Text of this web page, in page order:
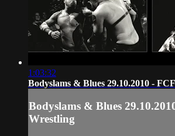
1:03:32
Bodyslams & Blues 29.10.2010 -
Bodyslams & Blues
Wrestling